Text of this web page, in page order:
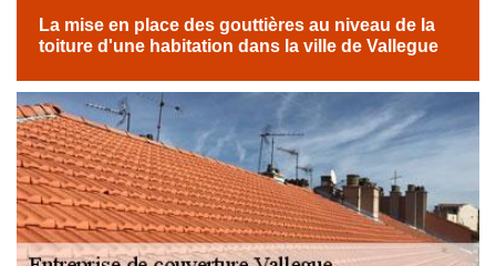
La mise en place des gouttières au niveau de la
toiture d'une habitation dans la ville de Vallegue